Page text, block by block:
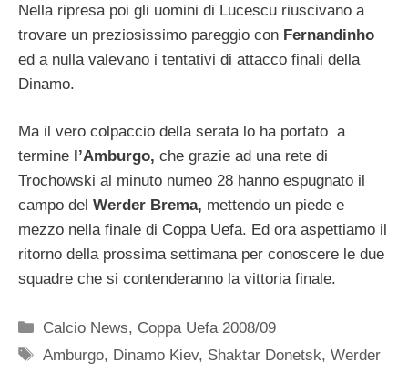
Nella ripresa poi gli uomini di Lucescu riuscivano a
trovare un preziosissimo pareggio con Fernandinho
ed a nulla valevano i tentativi di attacco finali della
Dinamo.
Ma il vero colpaccio della serata lo ha portato a
termine l’Amburgo, che grazie ad una rete di
Trochowski al minuto numeo 28 hanno espugnato il
campo del Werder Brema, mettendo un piede e
mezzo nella finale di Coppa Uefa. Ed ora aspettiamo il
ritorno della prossima settimana per conoscere le due
squadre che si contenderanno la vittoria finale.
Categorie
Calcio News, Coppa Uefa 2008/09
Tag
Amburgo, Dinamo Kiev, Shaktar Donetsk,Werder